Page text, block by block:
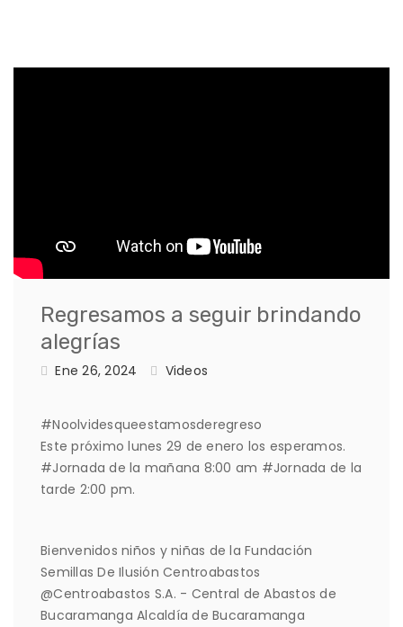
Regresamos a seguir brindando
alegrías
Ene 26, 2024 Videos
#Noolvidesqueestamosderegreso
Este próximo lunes 29 de enero los esperamos.
#Jornada de la mañana 8:00 am #Jornada de la
tarde 2:00 pm.
Bienvenidos niños y niñas de la Fundación
Semillas De Ilusión Centroabastos
@Centroabastos S.A. - Central de Abastos de
Bucaramanga Alcaldía de Bucaramanga